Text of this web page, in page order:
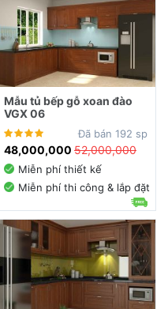
Mẫu tủ bếp gỗ xoan đào
VGX 06
Đã bán 192 sp
48,000,000 52,000,000
Miễn phí thiết kế
Miễn phí thi công & lắp đặt